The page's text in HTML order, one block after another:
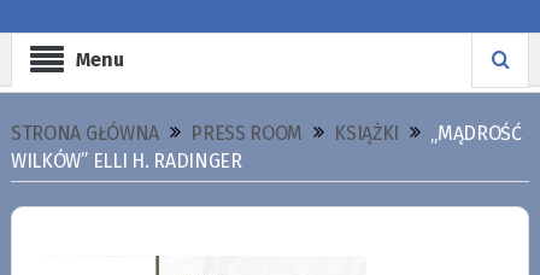
Menu
STRONA GŁÓWNA PRESS ROOM KSIĄŻKI
„MĄDROŚĆ
WILKÓW” ELLI H. RADINGER